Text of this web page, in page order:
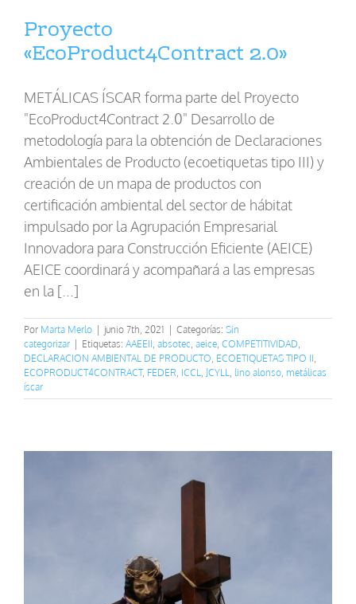
Proyecto
«EcoProduct4Contract 2.0»
METÁLICAS ÍSCAR forma parte del Proyecto
"EcoProduct4Contract 2.0" Desarrollo de
metodología para la obtención de Declaraciones
Ambientales de Producto (ecoetiquetas tipo III) y
creación de un mapa de productos con
certificación ambiental del sector de hábitat
impulsado por la Agrupación Empresarial
Innovadora para Construcción Eficiente (AEICE)
AEICE coordinará y acompañará a las empresas
en la [...]
Por Marta Merlo | junio 7th, 2021 | Categorías: Sin
categorizar | Etiquetas: AAEEII absotec aeice COMPETITIVIDAD
DECLARACION AMBIENTAL DE PRODUCTO ECOETIQUETAS TIPO II
ECOPRODUCT4CONTRACT, FEDER ICCL JCYLL lino alonso metálicas
íscar